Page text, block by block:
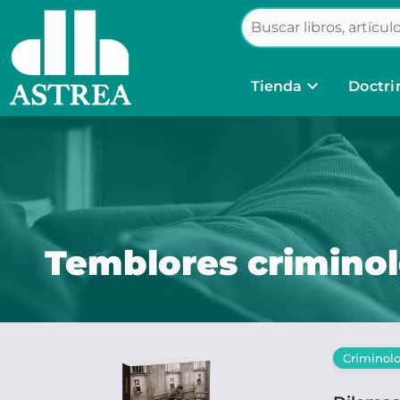
Tienda keyboard_arrow_down
Temblores